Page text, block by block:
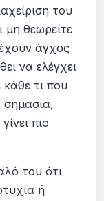
του
μη θεωρείτε
έχουν άγχος
να ελέγχει
κάθε τι που
σημασία,
πιο
του ότι
ή